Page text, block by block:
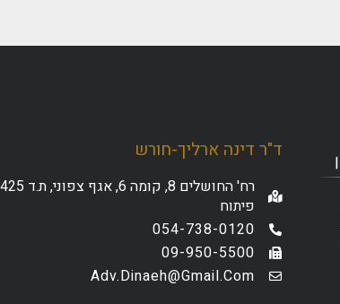
ד"ר דינה ארליך-חורש
פיתוח
054-738-0120
09-950-5500
Adv.dinaeh@gmail.com